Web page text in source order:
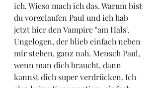
ich. Wieso mach ich das. Warum bist
du vorgelaufen Paul und ich hab
jetzt hier den Vampire "am Hals".
Ungelogen, der blieb einfach neben
mir stehen, ganz nah. Mensch Paul,
wenn man dich braucht, dann
kannst dich super verdrücken. Ich